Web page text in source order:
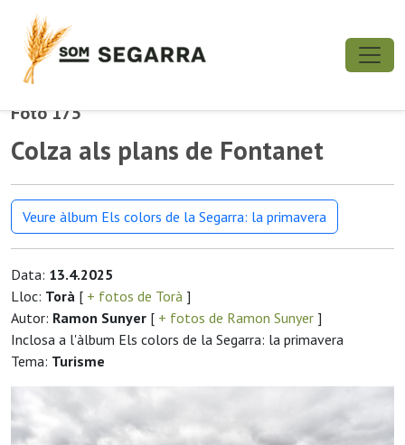
Foto 175
Colza als plans de Fontanet
Veure àlbum Els colors de la Segarra: la primavera
Data: 13.4.2025
Lloc: Torà [ + fotos de Torà ]
Autor: Ramon Sunyer [ + fotos de Ramon Sunyer ]
Inclosa a l'àlbum Els colors de la Segarra: la primavera
Tema: Turisme